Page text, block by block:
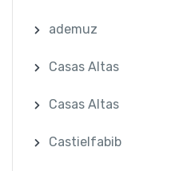
ademuz
Casas Altas
Casas Altas
Castielfabib